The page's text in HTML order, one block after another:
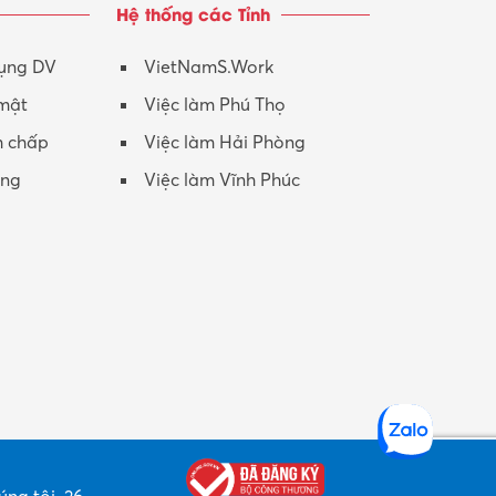
Nhân viên CSKH
Phục vụ khác
Promotion Girl (PG)
DV
chấp
Hệ thống các Tỉnh
VietNamS.Work
Việc làm Phú Thọ
Việc làm Hải Phòng
Việc làm Vĩnh Phúc